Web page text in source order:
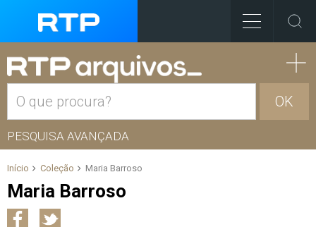
OK
PESQUISA AVANÇADA
Início Coleção Maria Barroso
Maria Barroso